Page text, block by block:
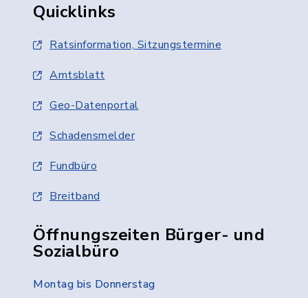
Quicklinks
Ratsinformation, Sitzungstermine
Amtsblatt
Geo-Datenportal
Schadensmelder
Fundbüro
Breitband
Öffnungszeiten Bürger- und
Sozialbüro
Montag bis Donnerstag